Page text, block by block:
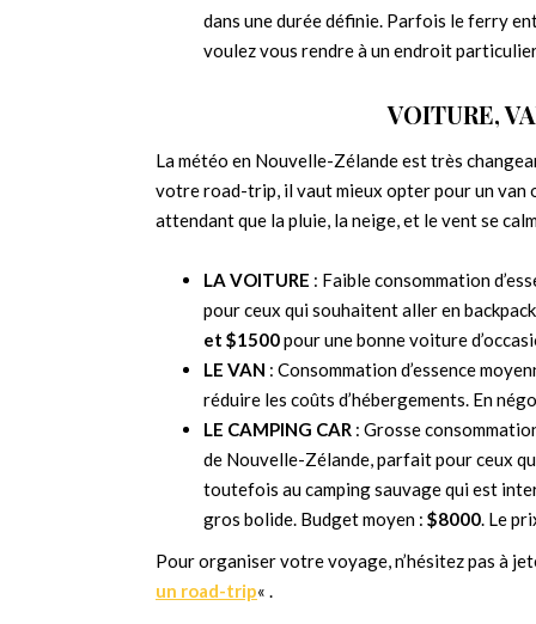
dans une durée définie. Parfois le ferry
voulez vous rendre à un endroit
VOITURE,
La météo en Nouvelle-Zélande est très
votre road-trip, il vaut mieux opter pour un van
attendant que la pluie, la neige, et le vent se
LA VOITURE : Faible consommation
pour ceux qui souhaitent aller en
et $1500pour une bonne voiture
LE VAN : Consommation d’essence
réduire les coûts d’hébergements. En
LE CAMPING CAR : Grosse
de Nouvelle-Zélande, parfait pour ceux
toutefois au camping sauvage qui est
gros bolide. Budget moyen : $8000. Le
Pour organiser votre voyage, n’hésitez pas à
un road-trip« .